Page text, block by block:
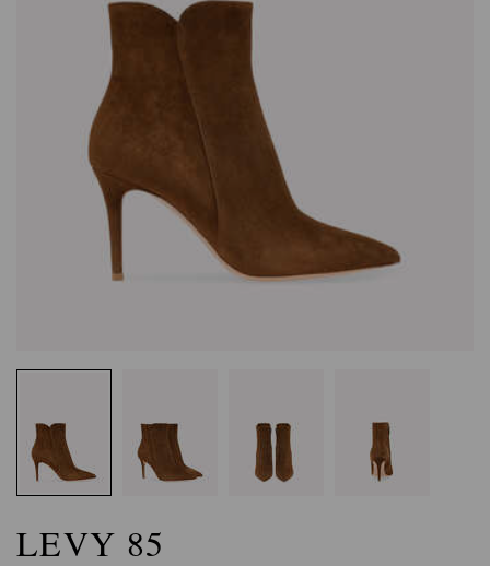
LEVY 85